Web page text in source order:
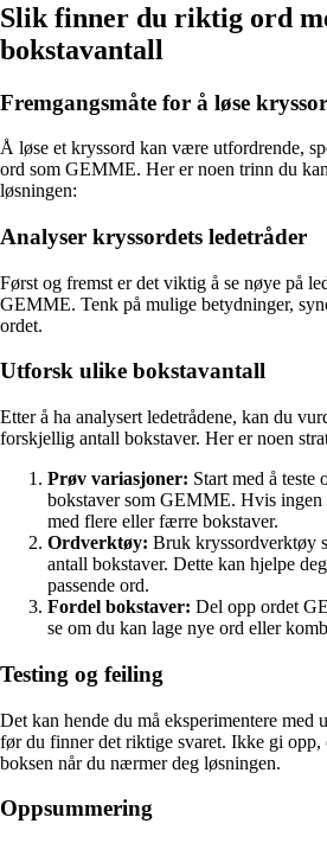
Slik finner du riktig ord
bokstavantall
Fremgangsmåte for å løse
Å løse et kryssord kan være utfordrende,
ord som GEMME. Her er noen trinn du
løsningen:
Analyser kryssordets ledetråder
Først og fremst er det viktig å se nøye på
GEMME. Tenk på mulige betydninger,
ordet.
Utforsk ulike bokstavantall
Etter å ha analysert ledetrådene, kan du
forskjellig antall bokstaver. Her er noen
Prøv variasjoner: Start med å teste
bokstaver som GEMME. Hvis ingen
med flere eller færre bokstaver.
Ordverktøy: Bruk kryssordverktøy
antall bokstaver. Dette kan hjelpe
passende ord.
Fordel bokstaver: Del opp ordet
se om du kan lage nye ord eller
Testing og feiling
Det kan hende du må eksperimentere med
før du finner det riktige svaret. Ikke gi opp,
boksen når du nærmer deg løsningen.
Oppsummering